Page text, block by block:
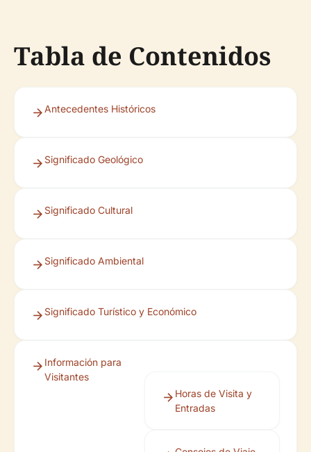
Tabla de Contenidos
Antecedentes Históricos
Significado Geológico
Significado Cultural
Significado Ambiental
Significado Turístico y Económico
Información para
Visitantes
Horas de Visita y
Entradas